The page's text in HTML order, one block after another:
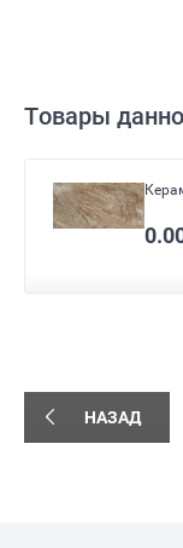
Товары
НАЗАД